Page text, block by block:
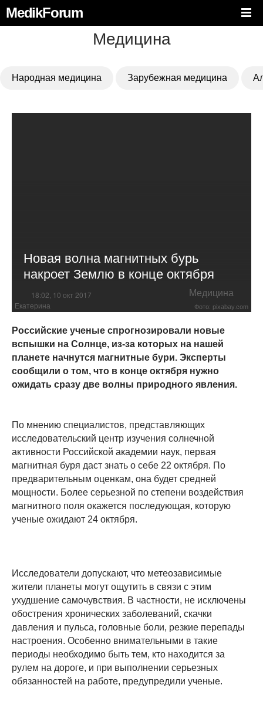
MedikForum
Медицина
Народная медицина Зарубежная медицина
Новая волна магнитных бурь
накроет Землю в конце октября
18:02, 10 окт 2017 Медицина
Екатерина Фото: pixabay.com
Российские ученые спрогнозировали новые
вспышки на Солнце, из-за которых на нашей
планете начнутся магнитные бури. Эксперты
сообщили о том, что в конце октября нужно
ожидать сразу две волны природного явления.
По мнению специалистов, представляющих
исследовательский центр изучения солнечной
активности Российской академии наук, первая
магнитная буря даст знать о себе 22 октября. По
предварительным оценкам, она будет средней
мощности. Более серьезной по степени воздействия
магнитного поля окажется последующая, которую
ученые ожидают 24 октября.
Исследователи допускают, что метеозависимые
жители планеты могут ощутить в связи с этим
ухудшение самочувствия. В частности, не исключены
обострения хронических заболеваний, скачки
давления и пульса, головные боли, резкие перепады
настроения. Особенно внимательными в такие
периоды необходимо быть тем, кто находится за
рулем на дороге, и при выполнении серьезных
обязанностей на работе, предупредили ученые.